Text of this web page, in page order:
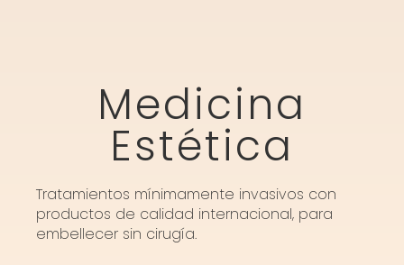
Medicina
Estética
Tratamientos mínimamente invasivos con
productos de calidad internacional, para
embellecer sin cirugía.